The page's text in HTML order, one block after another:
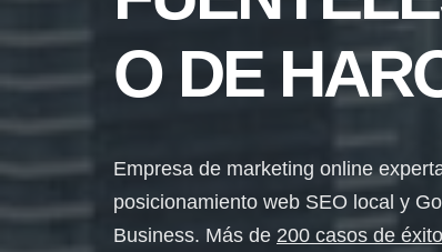
O DE
Empresa de marketing online
posicionamiento web SEO local y
Business. Más de 200 casos de éxito